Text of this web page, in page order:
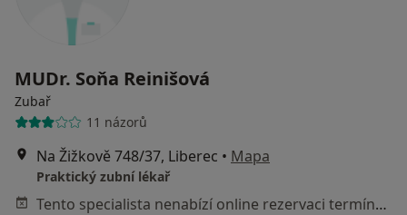
MUDr. Soňa Reinišová
Zubař
11 názorů
Na Žižkově 748/37, Liberec • Mapa
Praktický zubní lékař
Tento specialista nenabízí online rezervaci termínu na této adrese.